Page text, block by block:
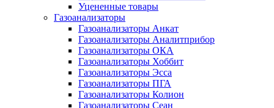
Уцененные товары
Газоанализаторы
Газоанализаторы Анкат
Газоанализаторы Аналитприбор
Газоанализаторы ОКА
Газоанализаторы Хоббит
Газоанализаторы Эсса
Газоанализаторы ПГА
Газоанализаторы Колион
Газоанализаторы Сеан